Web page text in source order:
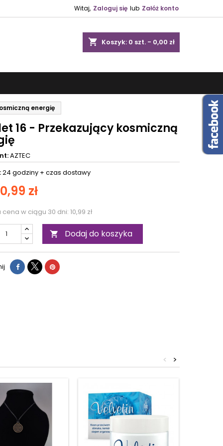
Witaj, Zaloguj się lub Załóż konto
shopping_cart Koszyk: 0 szt. - 0,00 zł
energię
16 - Przekazujący kosmiczną
AZTEC
24 godziny + czas dostawy
zł
cena w ciągu 30 dni: 10,99 zł
 Dodaj do koszyka
>
<